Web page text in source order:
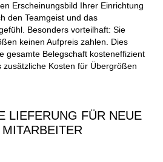
Erscheinungsbild Ihrer Einrichtung
den Teamgeist und das
Besonders vorteilhaft: Sie
keinen Aufpreis zahlen. Dies
gesamte Belegschaft kosteneffizient
Kosten für Übergrößen
LIEFERUNG FÜR NEUE
MITARBEITER